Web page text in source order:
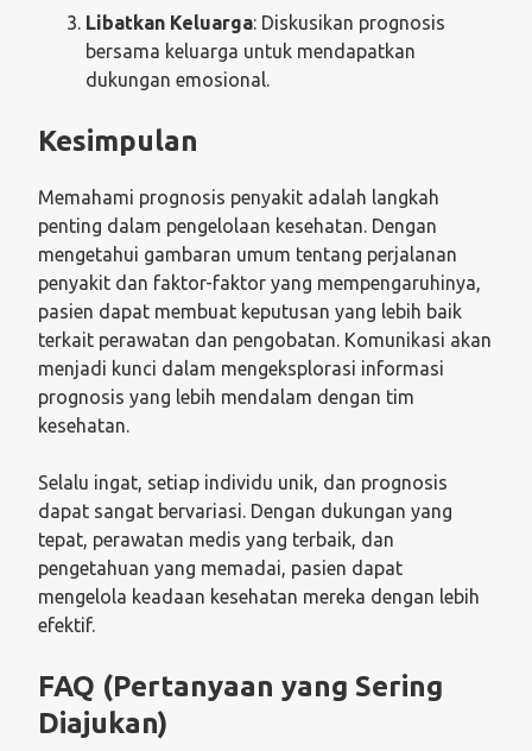
Libatkan Keluarga: Diskusikan prognosis
bersama keluarga untuk mendapatkan
dukungan emosional.
Kesimpulan
Memahami prognosis penyakit adalah langkah
penting dalam pengelolaan kesehatan. Dengan
mengetahui gambaran umum tentang perjalanan
penyakit dan faktor-faktor yang mempengaruhinya,
pasien dapat membuat keputusan yang lebih baik
terkait perawatan dan pengobatan. Komunikasi akan
menjadi kunci dalam mengeksplorasi informasi
prognosis yang lebih mendalam dengan tim
kesehatan.
Selalu ingat, setiap individu unik, dan prognosis
dapat sangat bervariasi. Dengan dukungan yang
tepat, perawatan medis yang terbaik, dan
pengetahuan yang memadai, pasien dapat
mengelola keadaan kesehatan mereka dengan lebih
efektif.
FAQ (Pertanyaan yang Sering
Diajukan)